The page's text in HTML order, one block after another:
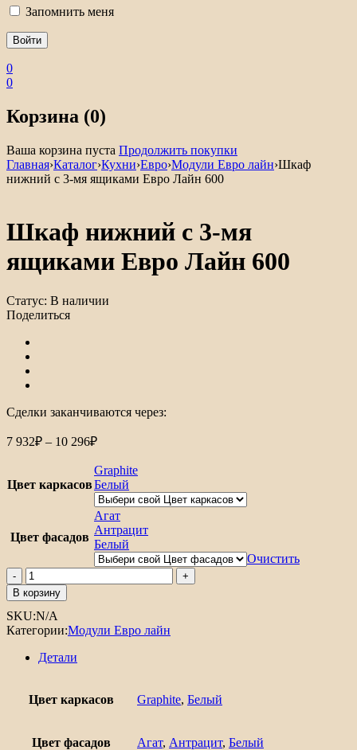
Запомнить меня
0
0
Корзина (0)
Ваша корзина пуста Продолжить покупки
Главная›Каталог›Кухни›Евро›Модули Евро лайн›Шкаф
нижний с 3-мя ящиками Евро Лайн 600
Шкаф нижний с 3-мя
ящиками Евро Лайн 600
Статус: В наличии
Поделиться
Сделки заканчиваются через:
7 932₽ – 10 296₽
Цвет каркасов
Graphite
Белый
Цвет фасадов
Агат
Антрацит
Белый
Очистить
В корзину
SKU:N/A
Категории:Модули Евро лайн
Детали
Цвет каркасов Graphite, Белый
Цвет фасадов Агат, Антрацит, Белый